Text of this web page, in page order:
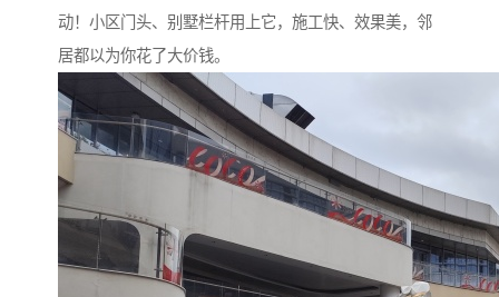
动！小区门头、别墅栏杆用上它，施工快、效果美，邻
居都以为你花了大价钱。